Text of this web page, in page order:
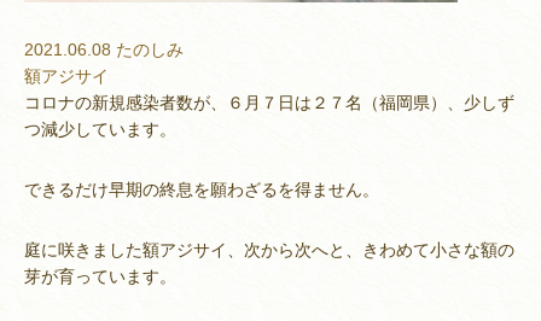
2021.06.08 たのしみ
額アジサイ
コロナの新規感染者数が、６月７日は２７名（福岡県）、少しず
つ減少しています。
できるだけ早期の終息を願わざるを得ません。
庭に咲きました額アジサイ、次から次へと、きわめて小さな額の
芽が育っています。